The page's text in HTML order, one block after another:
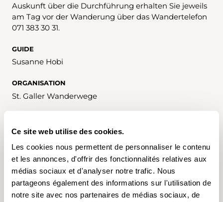
Ce site web utilise des cookies.
Les cookies nous permettent de personnaliser le contenu
et les annonces, d'offrir des fonctionnalités relatives aux
médias sociaux et d'analyser notre trafic. Nous
partageons également des informations sur l'utilisation de
notre site avec nos partenaires de médias sociaux, de
Auskunft über die Durchführung erhalten Sie jeweils
am Tag vor der Wanderung über das Wandertelefon
071 383 30 31.
GUIDE
Susanne Hobi
ORGANISATION
St. Galler Wanderwege
MOTS-CLÉS
Randonnée
Saint-Gall
Suisse du Nord-Est
faible T1